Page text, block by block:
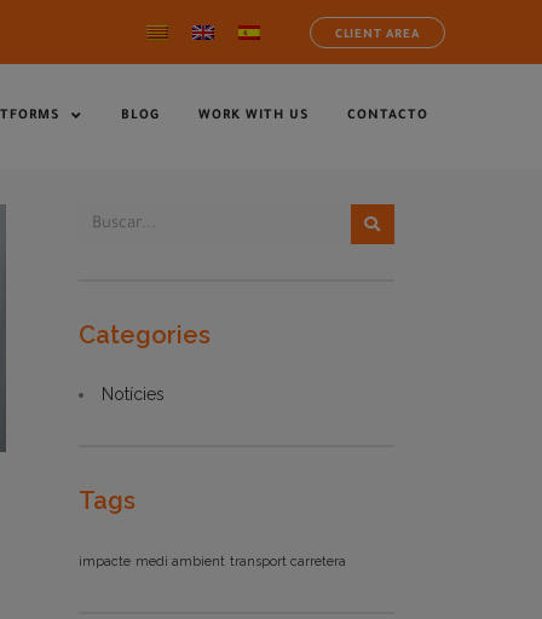
CLIENT AREA
BLOG WORK WITH US CONTACTO
Categories
Notícies
Tags
impacte medi ambient transport carretera